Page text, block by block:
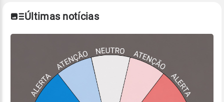
Últimas notícias